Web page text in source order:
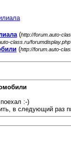
(http://forum.auto-
class.ru/
(http://forum.auto-
:-)
в следующий раз